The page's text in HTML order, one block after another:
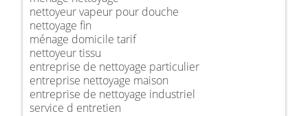
nettoyeur vapeur pour douche
nettoyage fin
ménage domicile tarif
nettoyeur tissu
entreprise de nettoyage particulier
entreprise nettoyage maison
entreprise de nettoyage industriel
service d entretien